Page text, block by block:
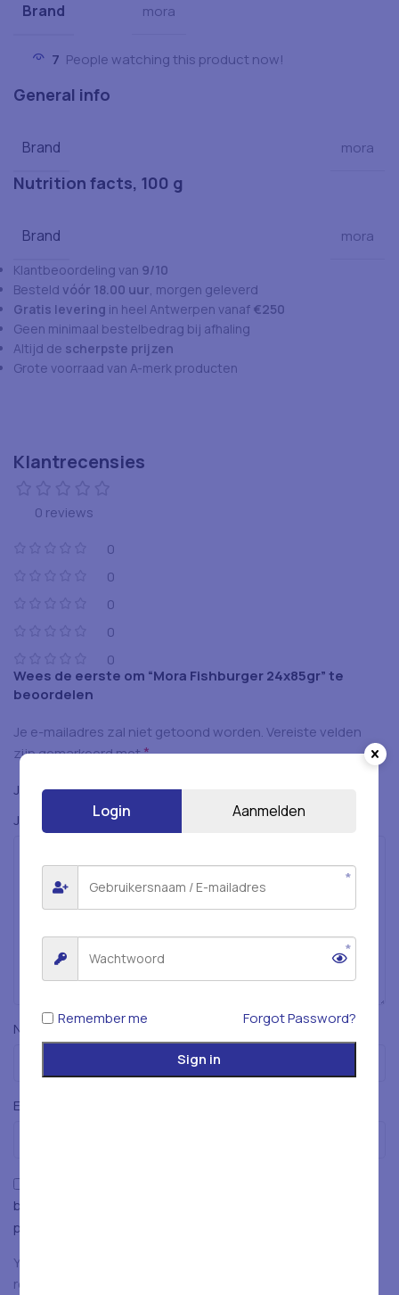
Brand mora
7 People watching this product now!
General info
Brand mora
Nutrition facts, 100 g
Brand mora
Klantbeoordeling van 9/10
Besteld vóór 18.00 uur, morgen geleverd
Gratis levering in heel Antwerpen vanaf €250
Geen minimaal bestelbedrag bij afhaling
Altijd de scherpste prijzen
Grote voorraad van A-merk producten
Klantrecensies
0 reviews
0
0
0
0
0
Wees de eerste om “Mora Fishburger 24x85gr” te
beoordelen
Je e-mailadres zal niet getoond worden.Vereiste velden
zijn gemarkeerd met*
Je beoordeling*
Je beoordeling*
Naam*
E-mail
browser voor de volgende keer wanneer ik een reactie
plaats.
You have to be logged in to be able to add photos to your
review.
Login Aanmelden
Remember me Forgot Password?
Sign in